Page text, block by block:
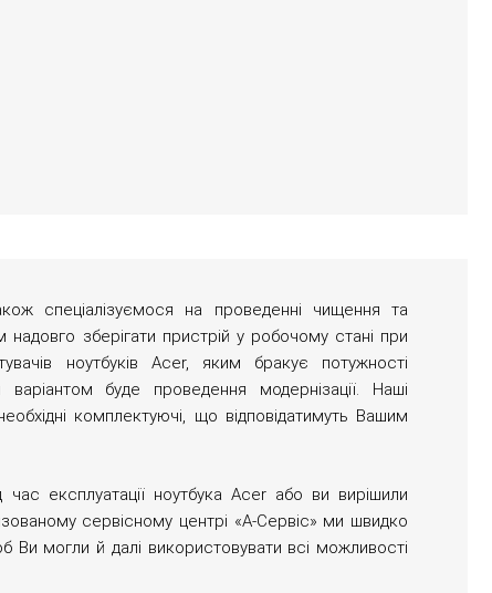
спеціалізуємося на проведенні чищення та
зберігати пристрій у робочому стані при
ноутбуків Acer, яким бракує потужності
буде проведення модернізації. Наші
комплектуючі, що відповідатимуть Вашим
експлуатації ноутбука Acer або ви вирішили
сервісному центрі «А-Сервіс» ми швидко
Ви могли й далі використовувати всі можливості